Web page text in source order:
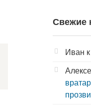
Свежие
Иван